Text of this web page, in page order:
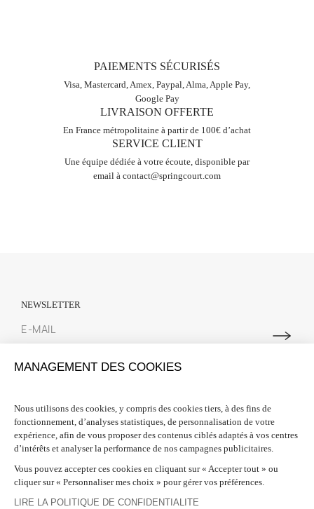
PAIEMENTS SÉCURISÉS
Visa, Mastercard, Amex, Paypal, Alma, Apple Pay,
Google Pay
LIVRAISON OFFERTE
En France métropolitaine à partir de 100€ d’achat
SERVICE CLIENT
Une équipe dédiée à votre écoute, disponible par
email à contact@springcourt.com
NEWSLETTER
Spring Court. Nous vous offrons 10% de réduction sur votre première
INFORMATIONS 
BESOIN D'AIDE ? 
SUIVEZ-NOUS
MANAGEMENT DES COOKIES
Nous utilisons des cookies, y compris des cookies tiers, à des fins de
fonctionnement, d’analyses statistiques, de personnalisation de votre
expérience, afin de vous proposer des contenus ciblés adaptés à vos centres
d’intérêts et analyser la performance de nos campagnes publicitaires.
Vous pouvez accepter ces cookies en cliquant sur « Accepter tout » ou
cliquer sur « Personnaliser mes choix » pour gérer vos préférences.
LIRE LA POLITIQUE DE CONFIDENTIALITE